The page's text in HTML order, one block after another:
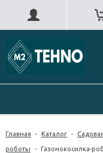
Главная - Каталог -
роботы - Газонокосилка-